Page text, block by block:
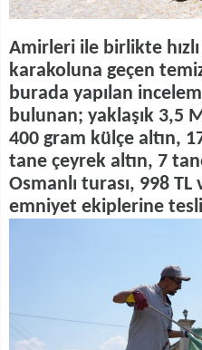
Amirleri ile birlikte
karakoluna geçen
burada yapılan
bulunan; yaklaşık 3,5
400 gram külçe altın,
tane çeyrek altın, 7
Osmanlı turası, 998
emniyet ekiplerine